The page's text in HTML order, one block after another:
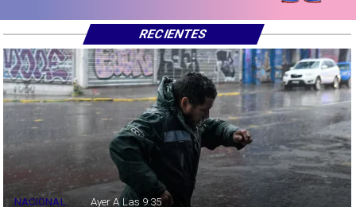
NACIONAL Ayer A Las 9:35
RECIENTES